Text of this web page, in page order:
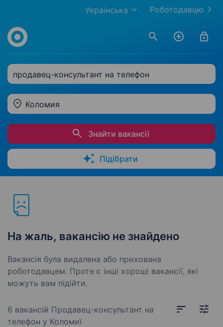
Роботодавцю
Українська
продавец-консультант на телефон
Коломия
Знайти вакансії
Підібрати
На жаль, вакансію не знайдено
Вакансія була видалена або прихована
роботодавцем. Проте є інші хороші вакансії, які
можуть вам підійти.
6 вакансій Продавец-консультант на
телефон у Коломиї